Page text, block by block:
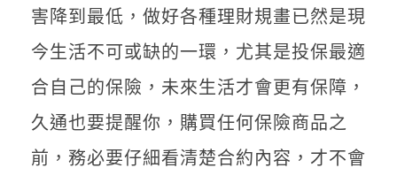
害降到最低，做好各種理財規畫已然是現
今生活不可或缺的一環，尤其是投保最適
合自己的保險，未來生活才會更有保障，
久通也要提醒你，購買任何保險商品之
前，務必要仔細看清楚合約內容，才不會